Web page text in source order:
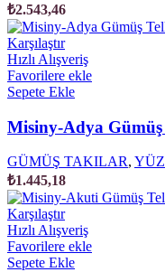
₺2.543,46
Karşılaştır
Hızlı Alışveriş
Favorilere ekle
Sepete Ekle
Misiny-Adya
GÜMÜŞ TAKILAR,
₺1.445,18
Karşılaştır
Hızlı Alışveriş
Favorilere ekle
Sepete Ekle